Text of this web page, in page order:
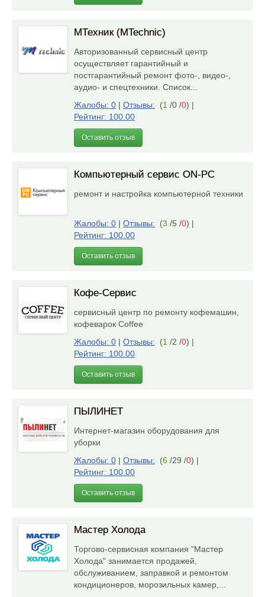
МТехник (MTechnic)
Авторизованный сервисный центр
осуществляет гарантийный и
постгарантийный ремонт фото-, видео-,
аудио- и спецтехники. Список...
Жалобы: 0 | Отзывы: (1 /0 /0) |
Рейтинг: 100.00
Оставить отзыв
Компьютерный сервис ON-PC
ремонт и настройка компьютерной техники
Жалобы: 0 | Отзывы: (3 /5 /0) |
Рейтинг: 100.00
Оставить отзыв
Кофе-Сервис
сервисный центр по ремонту кофемашин,
кофеварок Coffee
Жалобы: 0 | Отзывы: (1 /2 /0) |
Рейтинг: 100.00
Оставить отзыв
ПЫЛИНЕТ
Интернет-магазин оборудования для
уборки
Жалобы: 0 | Отзывы: (6 /29 /0) |
Рейтинг: 100.00
Оставить отзыв
Мастер Холода
Торгово-сервисная компания "Мастер
Холода" занимается продажей,
обслуживанием, заправкой и ремонтом
кондиционеров, морозильных камер,...